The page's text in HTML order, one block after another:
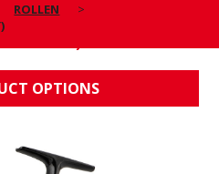
ROLLEN
OPTIONS